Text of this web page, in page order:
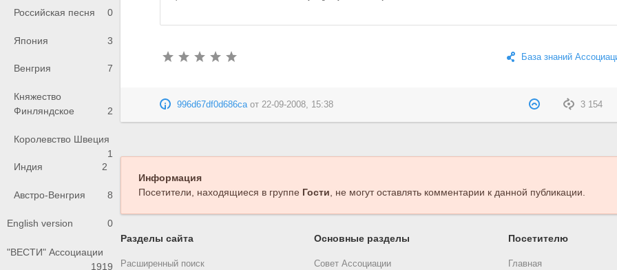
Российская песня 0
Япония 3
Венгрия 7
Княжество
Финляндское
2
Королевство Швеция
1
Индия
2
Австро-Венгрия 8
English version 0
"ВЕСТИ" Ассоциации
1919
База знаний
3 154
996d67df0d686caот22-09-2008, 15:38
Информация
Посетители, находящиеся в группе Гости, не могут оставлять комментарии к данной публикации.
Разделы сайта
Расширенный поиск
Основные разделы
Совет Ассоциации
Посетителю
Главная